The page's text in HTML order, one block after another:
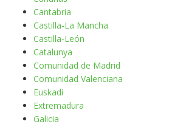
Cantabria
Castilla-La Mancha
Castilla-León
Catalunya
Comunidad de Madrid
Comunidad Valenciana
Euskadi
Extremadura
Galicia